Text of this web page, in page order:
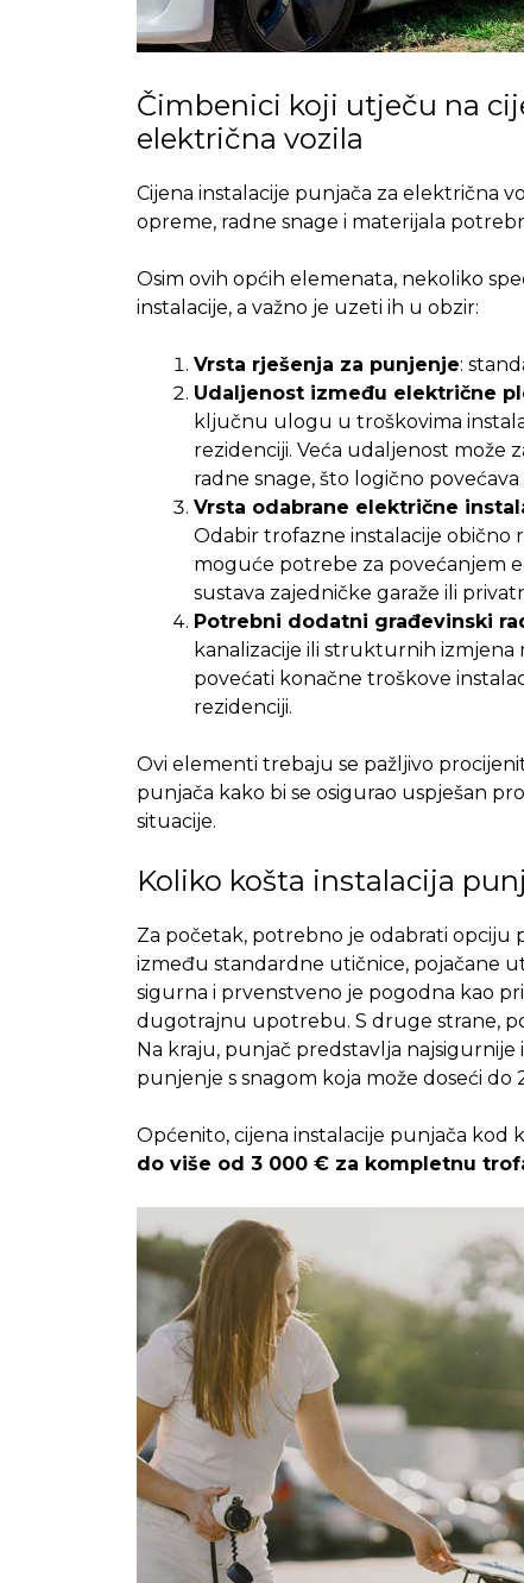
Čimbenici koji utječu na
električna vozila
Cijena instalacije punjača za električna
opreme, radne snage i materijala
Osim ovih općih elemenata, nekoliko
instalacije, a važno je uzeti ih u obzir:
Vrsta rješenja za punjenje:
Udaljenost između električne
ključnu ulogu u troškovima
rezidenciji. Veća udaljenost može
radne snage, što logično
Vrsta odabrane električne
Odabir trofazne instalacije obično
moguće potrebe za povećanjem
sustava zajedničke garaže ili
Potrebni dodatni građevinski
kanalizacije ili strukturnih
povećati konačne troškove
rezidenciji.
Ovi elementi trebaju se pažljivo
punjača kako bi se osigurao uspješan
situacije.
Koliko košta instalacija
Za početak, potrebno je odabrati opciju
između standardne utičnice, pojačane
sigurna i prvenstveno je pogodna kao
dugotrajnu upotrebu. S druge strane,
Na kraju, punjač predstavlja
punjenje s snagom koja može doseći do
Općenito, cijena instalacije punjača kod
do više od 3 000 € za kompletnu